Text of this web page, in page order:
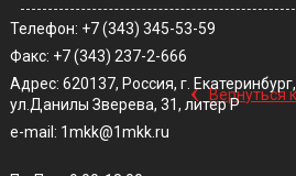
‹ Вернуться
Телефон: +7 (343) 345-53-59
Факс: +7 (343) 237-2-666
Адрес: 620137, Россия, г. Екатеринбург,
ул.Данилы Зверева, 31, литер Р
e-mail: 1mkk@1mkk.ru